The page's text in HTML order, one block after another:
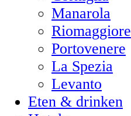
Manarola
Riomaggiore
Portovenere
La Spezia
Levanto
Eten & drinken